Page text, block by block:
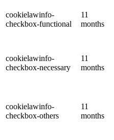
cookielawinfo-
checkbox-functional
11
months
cookielawinfo-
checkbox-necessary
11
months
cookielawinfo-
checkbox-others
11
months